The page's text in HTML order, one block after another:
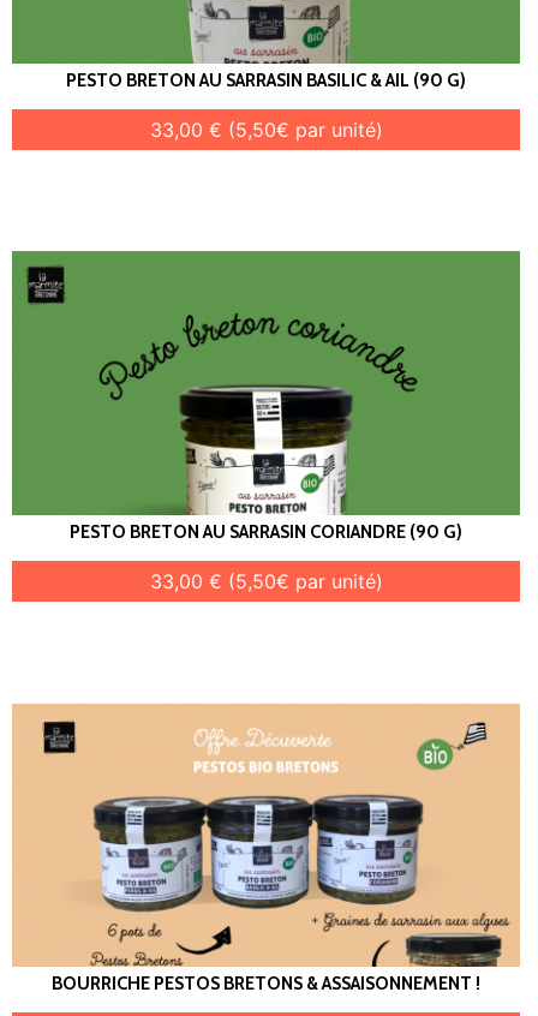
PESTO BRETON AU SARRASIN BASILIC & AIL (90 G)
33,00 € (5,50€ par unité)
PESTO BRETON AU SARRASIN CORIANDRE (90 G)
33,00 € (5,50€ par unité)
BOURRICHE PESTOS BRETONS & ASSAISONNEMENT !